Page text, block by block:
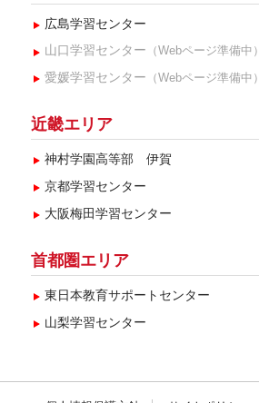
2017年12月(3)
2017年11月(2)
2015年2月(2)
広島学習センター
山口学習センター （Webページ準備中）
愛媛学習センター （Webページ準備中）
近畿エリア
神村学園高等部 伊賀
京都学習センター
大阪梅田学習センター
首都圏エリア
東日本教育サポートセンター
山梨学習センター